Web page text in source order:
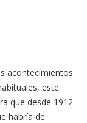
acontecimientos
este
que desde 1912
habría de